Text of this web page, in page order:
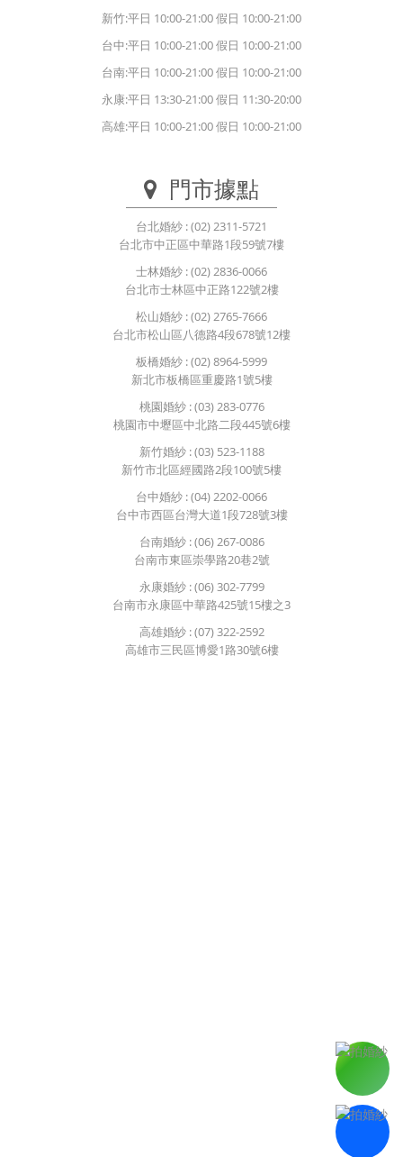
新竹:平日 10:00-21:00 假日 10:00-21:00
台中:平日 10:00-21:00 假日 10:00-21:00
台南:平日 10:00-21:00 假日 10:00-21:00
永康:平日 13:30-21:00 假日 11:30-20:00
高雄:平日 10:00-21:00 假日 10:00-21:00
門市據點
台北婚紗 : (02) 2311-5721
台北市中正區中華路1段59號7樓
士林婚紗 : (02) 2836-0066
台北市士林區中正路122號2樓
松山婚紗 : (02) 2765-7666
台北市松山區八德路4段678號12樓
板橋婚紗 : (02) 8964-5999
新北市板橋區重慶路1號5樓
桃園婚紗: (03) 283-0776
桃園市中壢區中北路二段445號6樓
新竹婚紗: (03) 523-1188
新竹市北區經國路2段100號5樓
台中婚紗 : (04) 2202-0066
台中市西區台灣大道1段728號3樓
台南婚紗: (06) 267-0086
台南市東區崇學路20巷2號
永康婚紗: (06) 302-7799
台南市永康區中華路425號15樓之3
高雄婚紗: (07) 322-2592
高雄市三民區博愛1路30號6樓